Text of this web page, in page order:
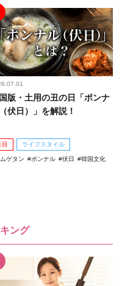
版・土用の丑の日「ポンナ
伏日）」を解説！
目 ライフスタイル
ゲタン ポンナル 伏日 韓国文化
ング